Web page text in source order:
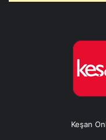
Keşan